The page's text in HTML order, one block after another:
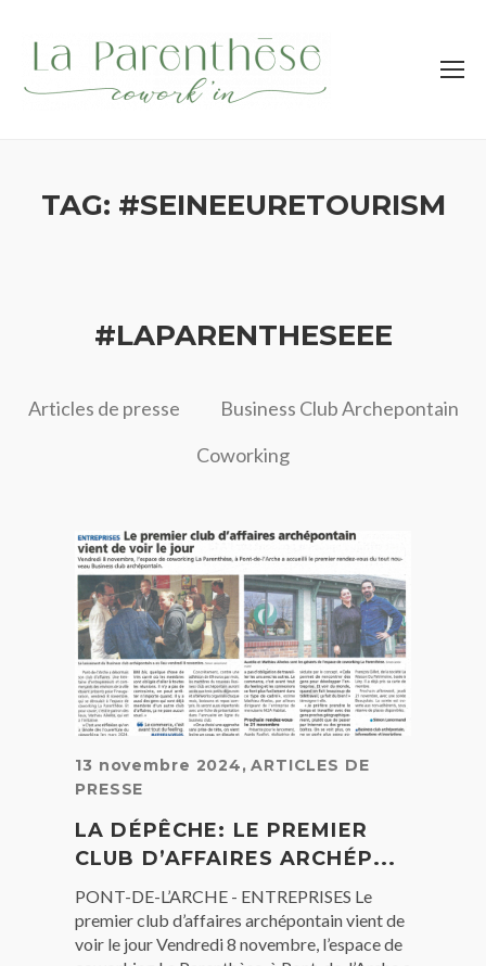
TAG: #SEINEEURETOURISM
#LAPARENTHESEEE
Articles de presse
Business Club Archepontain
Coworking
13 novembre 2024, ARTICLES DE
PRESSE
LA DÉPÊCHE: LE PREMIER
CLUB D’AFFAIRES ARCHÉP...
PONT-DE-L’ARCHE - ENTREPRISES Le
premier club d’affaires archépontain vient de
voir le jour Vendredi 8 novembre, l’espace de